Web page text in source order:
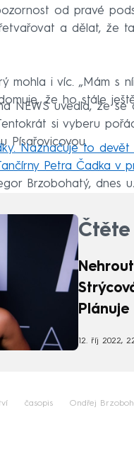
od pravé
a dělat, že
mohla i víc. „Mám s
že ho stále
NEWS uvedla, že
si vyberu
Písařovicovou.
Naznačuje to
Petra Čadka v
Brzobohatý, dnes
12. říj 2022,
časopis Ondřej